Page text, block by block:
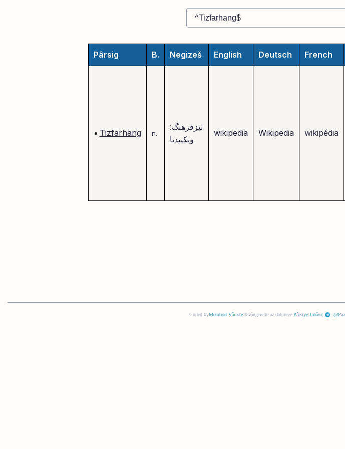
Pârsig B. Negizeš English Deutsch French
• Tizfarhang n.
تیزفرهنگ:
ویکیپدیا
wikipedia Wikipedia wikipédia
Coded byMehrbod Vâraste|Tavângerefte az dabireye Pârsiye Jahâni|